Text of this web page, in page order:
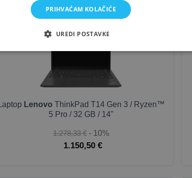
OUTLET-SILVER
Laptop Lenovo ThinkPad T14 Gen 3 / Ryzen™
5 Pro / 32 GB / 14"
1.278,33 € - 10%
1.150,50 €
PRIHVAĆAM KOLAČIĆE
UREDI POSTAVKE